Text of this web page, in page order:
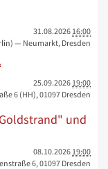
31.08.2026 16:00
— Neumarkt, Dresden
25.09.2026 19:00
6 (HH), 01097 Dresden
und
08.10.2026 19:00
6, 01097 Dresden